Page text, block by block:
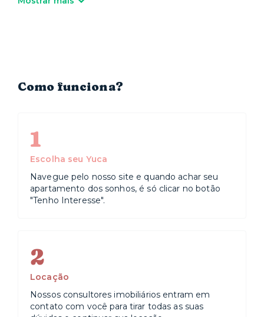
Como funciona?
1
Escolha seu Yuca
Navegue pelo nosso site e quando achar seu
apartamento dos sonhos, é só clicar no botão
"Tenho Interesse".
2
Locação
Nossos consultores imobiliários entram em
contato com você para tirar todas as suas